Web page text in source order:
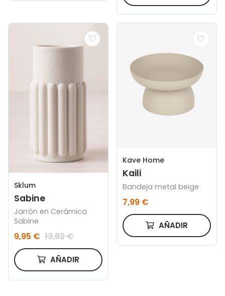
Sklum
Sabine
Jarrón en Cerámica
Sabine
9,95 € 13,82 €
AÑADIR
Kave Home
Kaili
Bandeja metal beige
7,99 €
AÑADIR